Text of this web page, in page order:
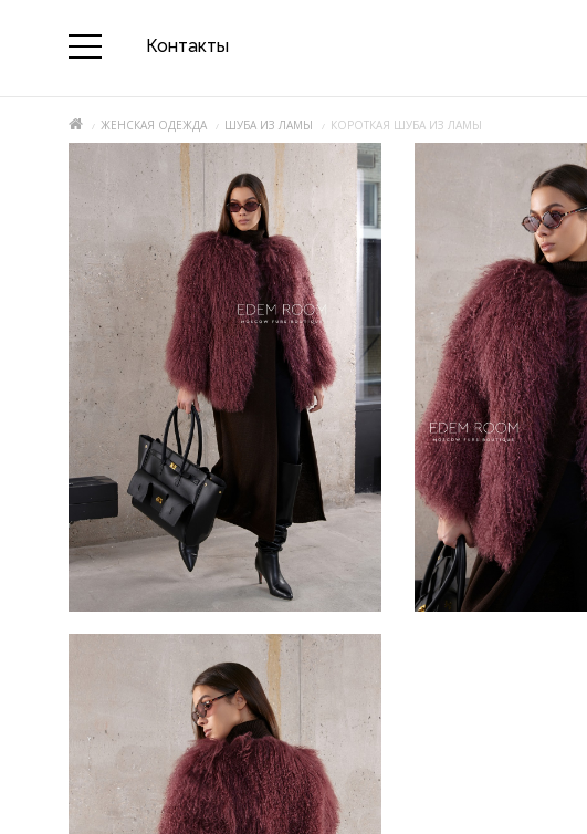
Контакты
ЖЕНСКАЯ ОДЕЖДА ШУБА ИЗ ЛАМЫ КОРОТКАЯ ШУБА ИЗ ЛАМЫ